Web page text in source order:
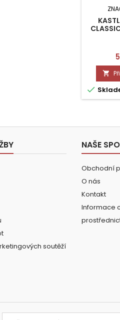


soutěží
NAŠE
Obchodní
O nás
Kontakt
Informace